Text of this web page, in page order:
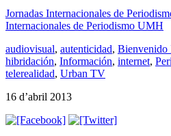
Jornadas Internacionales de
Internacionales de Periodismo UMH
audiovisual, autenticidad, Bienvenido
hibridación, Información, internet,
telerealidad, Urban TV
16 d’abril 2013